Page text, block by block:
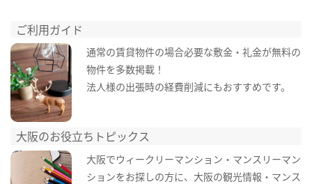
ご利用ガイド
通常の賃貸物件の場合必要な敷金・礼金が無料の
物件を多数掲載！
法人様の出張時の経費削減にもおすすめです。
大阪のお役立ちトピックス
大阪でウィークリーマンション・マンスリーマン
ションをお探しの方に、大阪の観光情報・マンス